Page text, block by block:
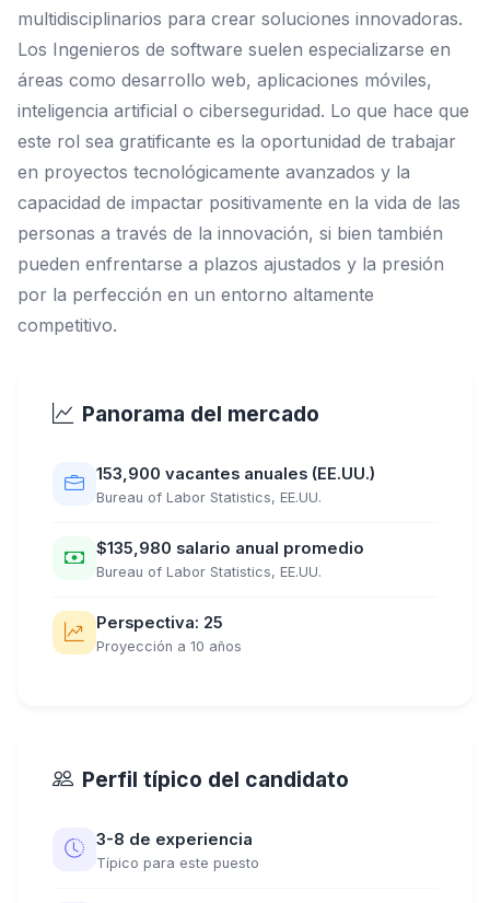
multidisciplinarios para crear soluciones innovadoras.
Los Ingenieros de software suelen especializarse en
áreas como desarrollo web, aplicaciones móviles,
inteligencia artificial o ciberseguridad. Lo que hace que
este rol sea gratificante es la oportunidad de trabajar
en proyectos tecnológicamente avanzados y la
capacidad de impactar positivamente en la vida de las
personas a través de la innovación, si bien también
pueden enfrentarse a plazos ajustados y la presión
por la perfección en un entorno altamente
competitivo.
Panorama del mercado
153,900 vacantes anuales (EE.UU.)
Bureau of Labor Statistics, EE.UU.
$135,980 salario anual promedio
Bureau of Labor Statistics, EE.UU.
Perspectiva: 25
Proyección a 10 años
Perfil típico del candidato
3-8 de experiencia
Típico para este puesto